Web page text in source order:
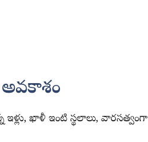
అవకాశం
ఇళ్లు, ఖాళీ ఇంటి స్థలాలు, వారసత్వంగా